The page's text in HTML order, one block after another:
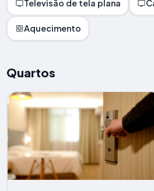
Televisão de tela plana
Aquecimento
Quartos